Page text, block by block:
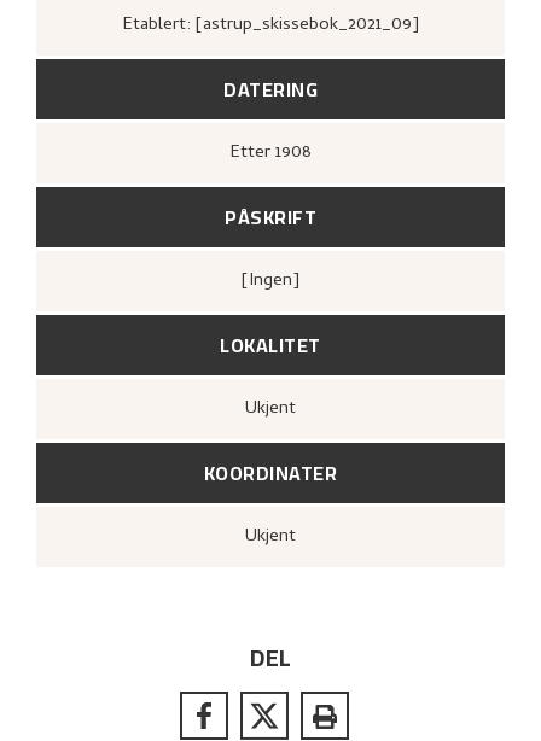
Etablert: [astrup_skissebok_2021_09]
DATERING
Etter1908
PÅSKRIFT
[ingen]
LOKALITET
Ukjent
KOORDINATER
Ukjent
DEL